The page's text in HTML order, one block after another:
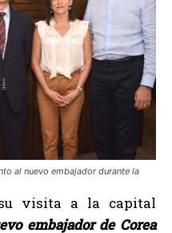
al nuevo embajador durante la
visita a la capital
embajador de Corea